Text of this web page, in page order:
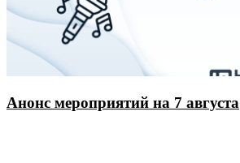
Анонс мероприятий на 7 августа